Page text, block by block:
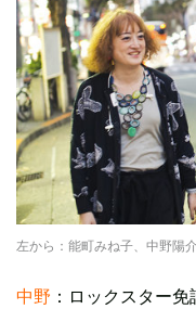
左から：能町みね子、中野陽介
中野 ：ロックスター